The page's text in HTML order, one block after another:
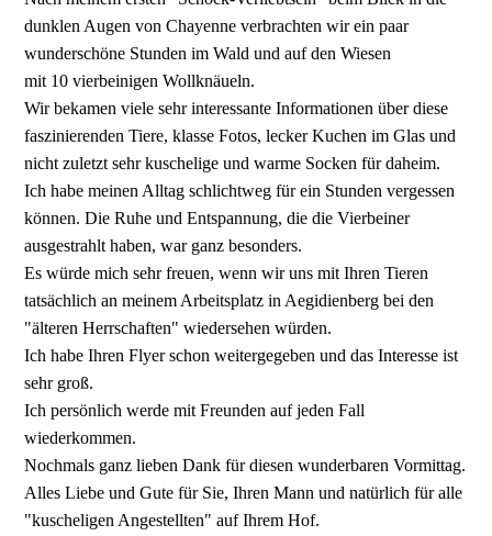
dunklen Augen von Chayenne verbrachten wir ein paar
wunderschöne Stunden im Wald und auf den Wiesen
mit 10 vierbeinigen Wollknäueln.
Wir bekamen viele sehr interessante Informationen über diese
faszinierenden Tiere, klasse Fotos, lecker Kuchen im Glas und
nicht zuletzt sehr kuschelige und warme Socken für daheim.
Ich habe meinen Alltag schlichtweg für ein Stunden vergessen
können. Die Ruhe und Entspannung, die die Vierbeiner
ausgestrahlt haben, war ganz besonders.
Es würde mich sehr freuen, wenn wir uns mit Ihren Tieren
tatsächlich an meinem Arbeitsplatz in Aegidienberg bei den
"älteren Herrschaften" wiedersehen würden.
Ich habe Ihren Flyer schon weitergegeben und das Interesse ist
sehr groß.
Ich persönlich werde mit Freunden auf jeden Fall
wiederkommen.
Nochmals ganz lieben Dank für diesen wunderbaren Vormittag.
Alles Liebe und Gute für Sie, Ihren Mann und natürlich für alle
"kuscheligen Angestellten" auf Ihrem Hof.